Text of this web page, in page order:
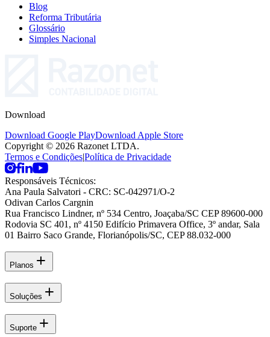
Blog
Reforma Tributária
Glossário
Simples Nacional
Download
Download Google PlayDownload Apple Store
Copyright © 2026 Razonet LTDA.
Termos e Condições|Política de Privacidade
Responsáveis Técnicos:
Ana Paula Salvatori - CRC: SC-042971/O-2
Odivan Carlos Cargnin
Rua Francisco Lindner, nº 534 Centro, Joaçaba/SC CEP 89600-000
Rodovia SC 401, nº 4150 Edifício Primavera Office, 3º andar, Sala
01 Bairro Saco Grande, Florianópolis/SC, CEP 88.032-000
Planos
Soluções
Suporte